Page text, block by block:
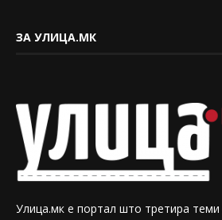
ЗА УЛИЦА.МК
Улица.мк е портал што третира теми